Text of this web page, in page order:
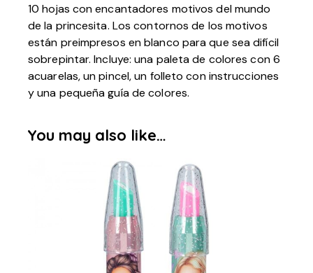
10 hojas con encantadores motivos del mundo
de la princesita. Los contornos de los motivos
están preimpresos en blanco para que sea difícil
sobrepintar. Incluye: una paleta de colores con 6
acuarelas, un pincel, un folleto con instrucciones
y una pequeña guía de colores.
You may also like…